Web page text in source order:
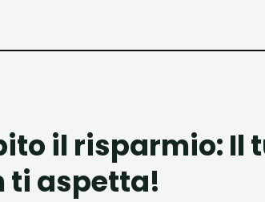
il risparmio: Il
ti aspetta!